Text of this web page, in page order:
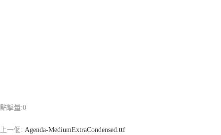
點擊量:0
上一個: Agenda-MediumExtraCondensed.ttf